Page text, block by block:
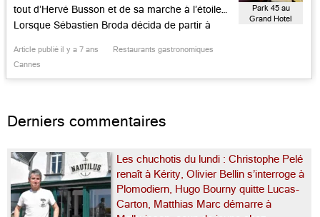
tout d’Hervé Busson et de sa marche à l’étoile…
Lorsque Sébastien Broda décida de partir à
luxueux complexe hôtelier comprenant table
Article publié il y a 7 ans
Restaurants gastronomiques
Cannes
Park 45 au
Grand Hotel
Derniers commentaires
Les chuchotis du lundi : Christophe Pelé
renaît à Kérity, Olivier Bellin s’interroge à
Plomodiern, Hugo Bourny quitte Lucas-
Carton, Matthias Marc démarre à